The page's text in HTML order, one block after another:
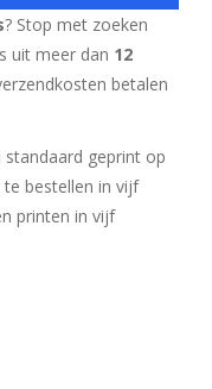
? Stop met zoeken
uit meer dan 12
betalen
geprint op
te bestellen in vijf
printen in vijf